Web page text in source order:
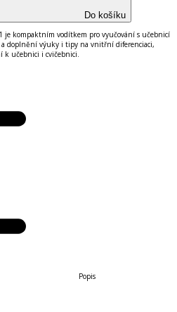
Do košíku
je kompaktním vodítkem pro vyučování s učebnicí
a doplnění výuky i tipy na vnitřní diferenciaci,
í k učebnici i cvičebnici.
Popis